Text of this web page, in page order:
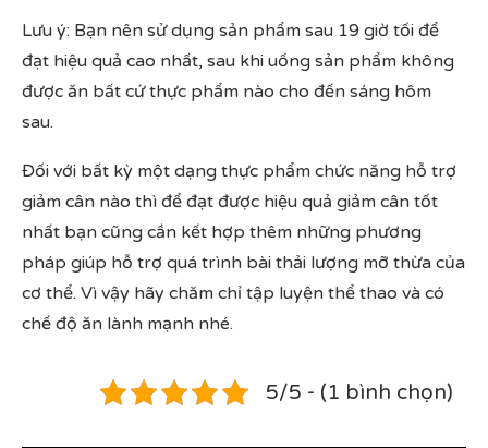
Lưu ý: Bạn nên sử dụng sản phẩm sau 19 giờ tối để
đạt hiệu quả cao nhất, sau khi uống sản phẩm không
được ăn bất cứ thực phẩm nào cho đến sáng hôm
sau.
Đối với bất kỳ một dạng thực phẩm chức năng hỗ trợ
giảm cân nào thì để đạt được hiệu quả giảm cân tốt
nhất bạn cũng cần kết hợp thêm những phương
pháp giúp hỗ trợ quá trình bài thải lượng mỡ thừa của
cơ thể. Vì vậy hãy chăm chỉ tập luyện thể thao và có
chế độ ăn lành mạnh nhé.
5/5 - (1 bình chọn)